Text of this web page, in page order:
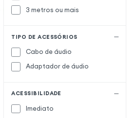
3 metros ou mais
TIPO DE ACESSÓRIOS
Cabo de áudio
Adaptador de áudio
ACESSIBILIDADE
Imediato